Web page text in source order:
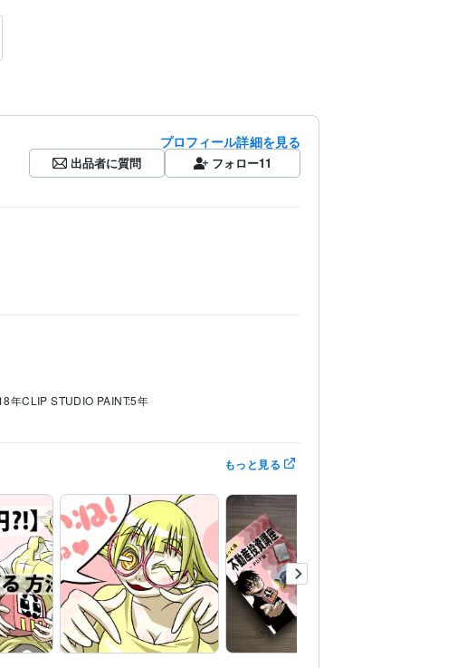
プロフィール詳細を見る
出品者に質問 フォロー11
年CLIP STUDIO PAINT:5年
もっと見る